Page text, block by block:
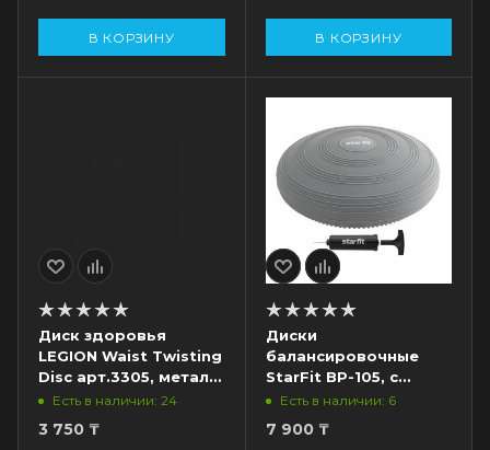
В КОРЗИНУ В КОРЗИНУ
Диск здоровья
LEGION Waist Twisting
Disc арт.3305, металл,
синий/желтый
Есть в наличии: 24
3 750 ₸
Диски
балансировочные
StarFit BP-105, с
насосом, комплект,
Есть в наличии: 6
7 900₸